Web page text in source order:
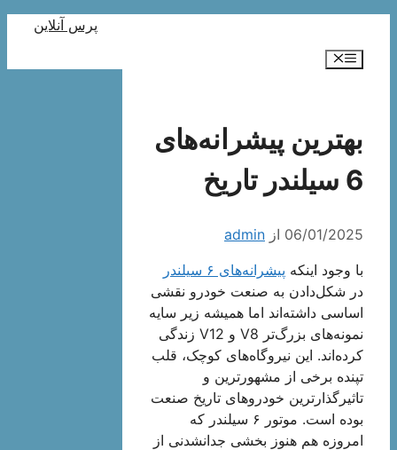
پرس آنلاین
فهرست
بهترین پیشرانه‌های
6 سیلندر تاریخ
06/01/2025 از admin
با وجود اینکهپیشرانه‌های ۶ سیلندر
در شکل‌دادن به صنعت خودرو نقشی
اساسی داشته‌اند اما همیشه زیر سایه
نمونه‌های بزرگ‌تر V8 و V12 زندگی
کرده‌اند. این نیروگاه‌های کوچک، قلب
تپنده برخی از مشهورترین و
تاثیرگذارترین خودروهای تاریخ صنعت
بوده است. موتور ۶ سیلندر که
امروزه هم هنوز بخشی جدانشدنی از